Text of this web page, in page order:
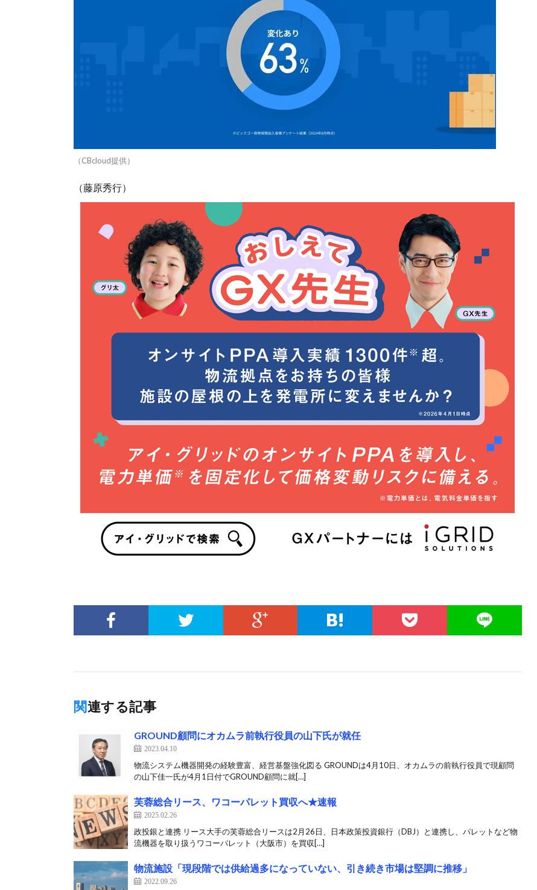
（CBcloud提供）
（藤原秀行）
関連する記事
GROUND顧問にオカムラ前執行役員の山下氏が就任
2023.04.10
物流システム機器開発の経験豊富、経営基盤強化図る GROUNDは4月10日、オカムラの前執行役員で現顧問
の山下佳一氏が4月1日付でGROUND顧問に就[…]
芙蓉総合リース、ワコーパレット買収へ★速報
2025.02.26
政投銀と連携 リース大手の芙蓉総合リースは2月26日、日本政策投資銀行（DBJ）と連携し、パレットなど物
流機器を取り扱うワコーパレット（大阪市）を買収[…]
物流施設「現段階では供給過多になっていない、引き続き市場は堅調に推移」
2022.09.26